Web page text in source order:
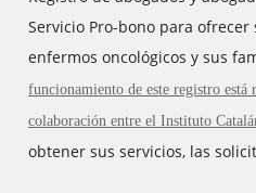
Servicio Pro-bono para
enfermos oncológicos y sus
funcionamiento de este registro
colaboración entre el Instituto
obtener sus servicios, las